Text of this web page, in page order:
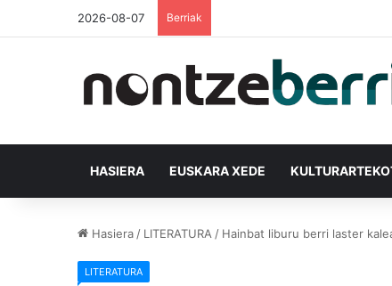
2026-08-07 Berriak
HASIERA EUSKARA XEDE
Hasiera / LITERATURA / Hainbat liburu berri laster
LITERATURA